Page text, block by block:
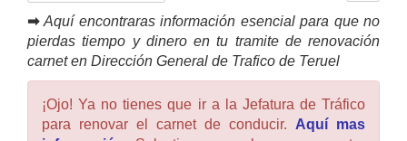
➡ Aquí encontraras información esencial para que no
pierdas tiempo y dinero en tu tramite de renovación
carnet en Dirección General de Trafico de Teruel
¡Ojo! Ya no tienes que ir a la Jefatura de Tráfico
para renovar el carnet de conducir. Aquí mas